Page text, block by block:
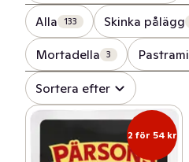
Alla 133 Skinka pålägg
Mortadella 3 Pastrami
Sortera efter
2 för 54 kr